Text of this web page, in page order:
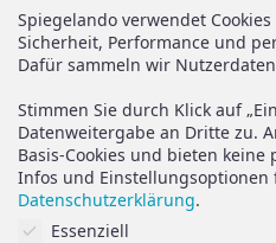
Versand
AGB
Vertrag widerrufen
Datenschutz
Impressum
Spiegelando verwendet
Sicherheit, Performance und
Dafür sammeln wir
Stimmen Sie durch Klick auf
Datenweitergabe an Dritte zu.
Basis-Cookies und bieten
Infos und Einstellungsoptionen
Datenschutzerklärung.
Cookies auf Sie abgestimmt.
Essenziell